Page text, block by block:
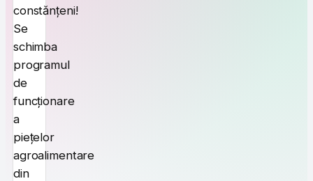
constănțeni!
Se
schimba
programul
de
funcționare
a
piețelor
agroalimentare
din